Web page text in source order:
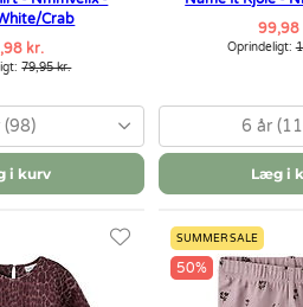
Crab
kr.
79,95 kr.
(98)
i kurv
99,98
Oprindeligt:
6 år
Læg i
SUMMER SALE
50%